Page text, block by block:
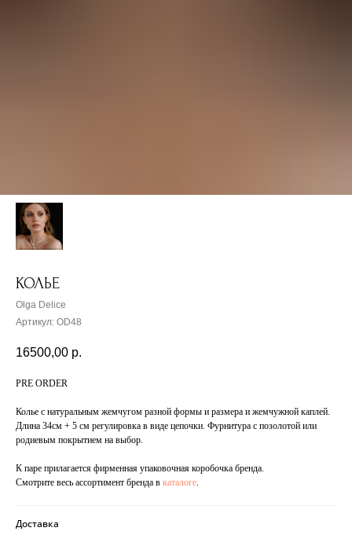
КОЛЬЕ
Olga Delice
Артикул: OD48
16500,00 р.
PRE ORDER
Колье с натуральным жемчугом разной формы и размера и жемчужной каплей.
Длина 34см + 5 см регулировка в виде цепочки. Фурнитура с позолотой или
родиевым покрытием на выбор.
К паре прилагается фирменная упаковочная коробочка бренда.
Смотрите весь ассортимент бренда в каталоге.
Доставка